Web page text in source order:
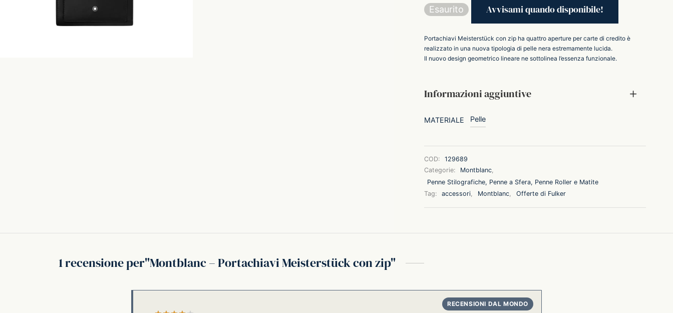
Esaurito
Portachiavi Meisterstück con zip ha quattro aperture per carte di credito è
realizzato in una nuova tipologia di pelle nera estremamente lucida.
Il nuovo design geometrico lineare ne sottolinea l’essenza funzionale.
Informazioni aggiuntive
MATERIALE Pelle
COD:
129689
Categorie:
Montblanc,
Penne Stilografiche, Penne a Sfera, Penne Roller e Matite
Tag:
accessori, Montblanc, Offerte di Fulker
1 recensione per Montblanc – Portachiavi Meisterstück con zip